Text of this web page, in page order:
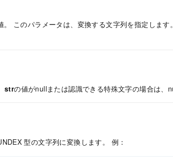
。 このパラメータは、変換する文字列を指定しま
strの値がnullまたは認識できる特殊文字の場合は、
型の文字列に変換します。 例：